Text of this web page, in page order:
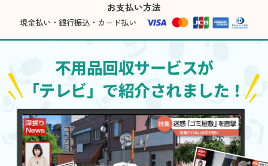
お支払い方法
現金払い・銀行振込・カード払い
不用品回収サービスが
「テレビ」で紹介されました！